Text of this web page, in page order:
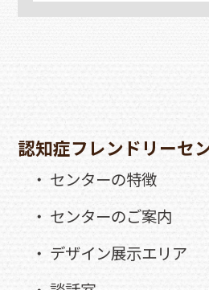
認知症フレンドリーセ
・ センターの特徴
・ センターのご案内
・ デザイン展示エリア